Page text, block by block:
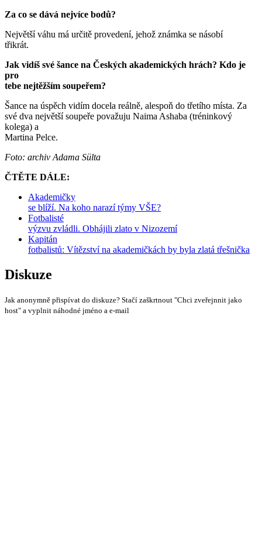
Za co se dává nejvíce bodů?
Největší váhu má určitě provedení, jehož známka se násobí
třikrát.
Jak vidíš své šance na Českých akademických hrách? Kdo je
pro
tebe nejtěžším soupeřem?
Šance na úspěch vidím docela reálně, alespoň do třetího místa. Za
své dva největší soupeře považuju Naima Ashaba (tréninkový
kolega) a
Martina Pelce.
Foto: archiv Adama Sülta
ČTĚTE DÁLE:
Akademičky
se blíží. Na koho narazí týmy VŠE?
Fotbalisté
výzvu zvládli. Obhájili zlato v Nizozemí
Kapitán
fotbalistů: Vítězství na akademičkách by byla zlatá třešnička
Diskuze
Jak anonymně přispívat do diskuze? Stačí zaškrtnout "Chci zveřejnnit jako
host" a vyplnit náhodné jméno a e-mail